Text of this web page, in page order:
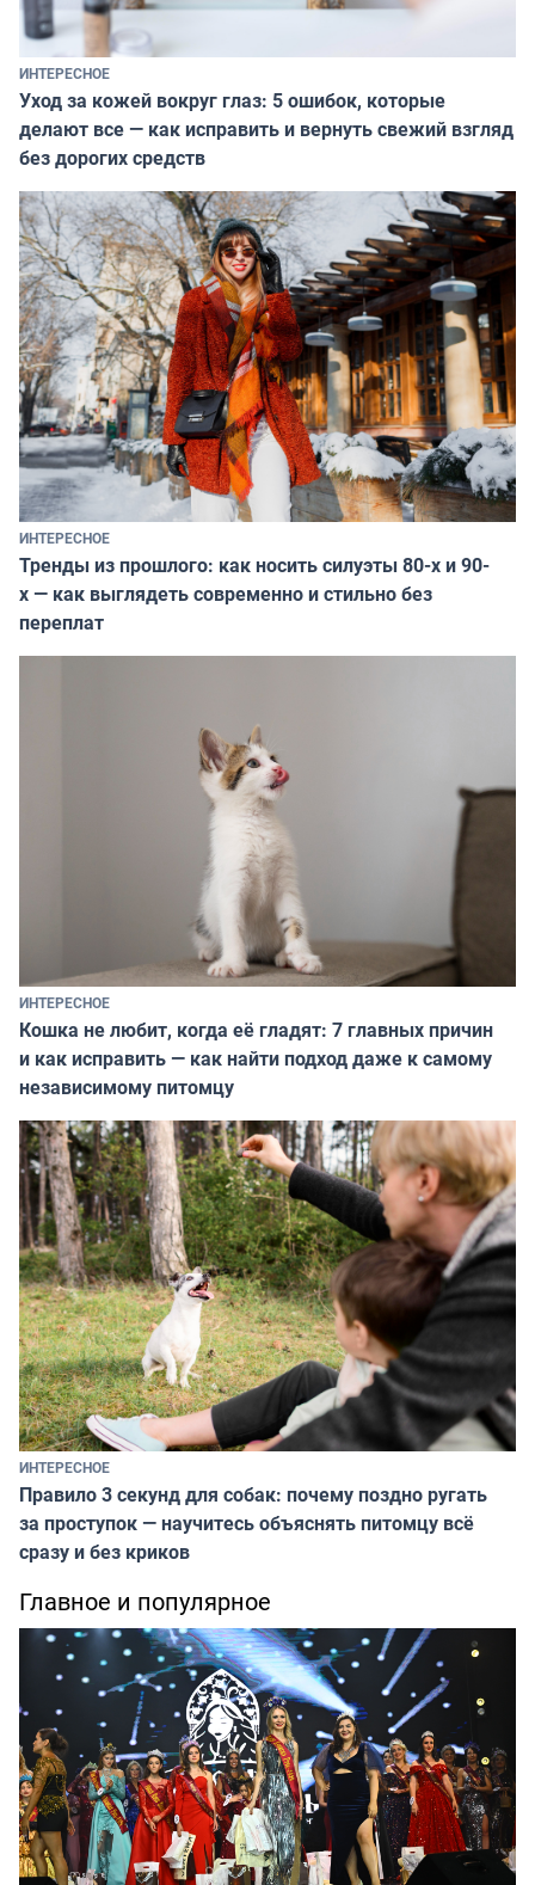
ИНТЕРЕСНОЕ
Уход за кожей вокруг глаз: 5 ошибок, которые
делают все — как исправить и вернуть свежий взгляд
без дорогих средств
ИНТЕРЕСНОЕ
Тренды из прошлого: как носить силуэты 80-х и 90-
х — как выглядеть современно и стильно без
переплат
ИНТЕРЕСНОЕ
Кошка не любит, когда её гладят: 7 главных причин
и как исправить — как найти подход даже к самому
независимому питомцу
ИНТЕРЕСНОЕ
Правило 3 секунд для собак: почему поздно ругать
за проступок — научитесь объяснять питомцу всё
сразу и без криков
Главное и популярное